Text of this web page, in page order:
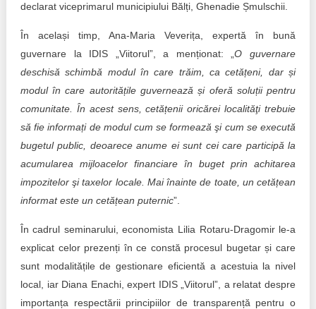
declarat viceprimarul municipiului Bălți, Ghenadie Șmulschii.
În același timp, Ana-Maria Veverița, expertă în bună
guvernare la IDIS „Viitorul”, a menționat: „O guvernare
deschisă schimbă modul în care trăim, ca cetățeni, dar și
modul în care autoritățile guvernează și oferă soluții pentru
comunitate. În acest sens, cetățenii oricărei localităţi trebuie
să fie informați de modul cum se formează şi cum se execută
bugetul public, deoarece anume ei sunt cei care participă la
acumularea mijloacelor financiare în buget prin achitarea
impozitelor şi taxelor locale. Mai înainte de toate, un cetățean
informat este un cetățean puternic”.
În cadrul seminarului, economista Lilia Rotaru-Dragomir le-a
explicat celor prezenți în ce constă procesul bugetar și care
sunt modalitățile de gestionare eficientă a acestuia la nivel
local, iar Diana Enachi, expert IDIS „Viitorul”, a relatat despre
importanța respectării principiilor de transparență pentru o